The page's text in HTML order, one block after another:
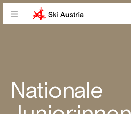
Nationale